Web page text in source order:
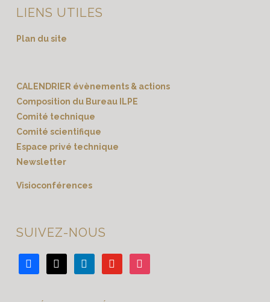
LIENS UTILES
Plan du site
CALENDRIER évènements & actions
Composition du Bureau ILPE
Comité technique
Comité scientifique
Espace privé technique
Newsletter
Visioconférences
SUIVEZ-NOUS
facebook linkedin youtube instagram